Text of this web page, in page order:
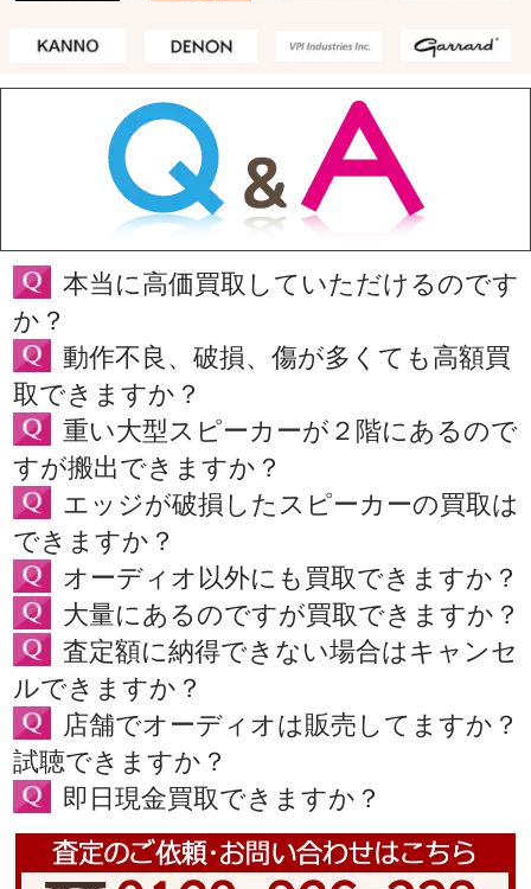
本当に高価買取していただけるのです
か？
動作不良、破損、傷が多くても高額買
取できますか？
重い大型スピーカーが２階にあるので
すが搬出できますか？
エッジが破損したスピーカーの買取は
できますか？
オーディオ以外にも買取できますか？
大量にあるのですが買取できますか？
査定額に納得できない場合はキャンセ
ルできますか？
店舗でオーディオは販売してますか？
試聴できますか？
即日現金買取できますか？